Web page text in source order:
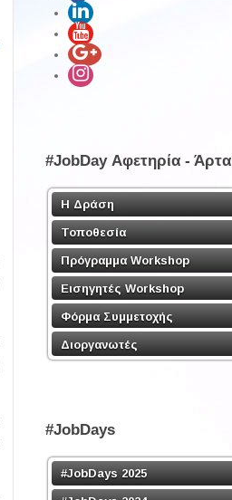
#JobDay Αφετηρία - Άρτα
Η Δράση
Τοποθεσία
Πρόγραμμα Workshop
Εισηγητές Workshop
Φόρμα Συμμετοχής
Διοργανωτές
#JobDays
#JobDays 2025